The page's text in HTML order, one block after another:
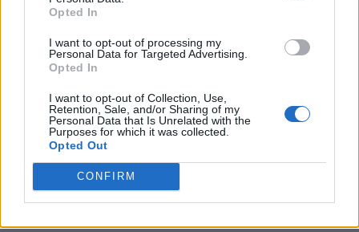
Opted In
I want to opt-out of processing my
Personal Data for Targeted Advertising.
Opted In
I want to opt-out of Collection, Use,
Retention, Sale, and/or Sharing of my
Personal Data that Is Unrelated with the
Purposes for which it was collected.
Opted Out
CONFIRM
VIDEO. Șoșoacă s-a isterizat ca o posedată,
în Parlament, la auzul...